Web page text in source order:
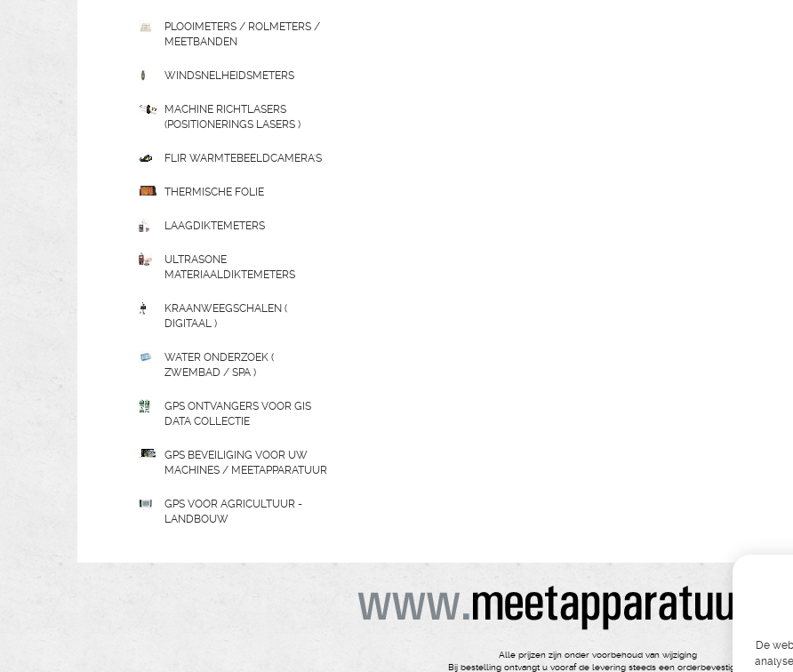
PLOOIMETERS / ROLMETERS /
MEETBANDEN
WINDSNELHEIDSMETERS
MACHINE RICHTLASERS
(POSITIONERINGS LASERS )
FLIR WARMTEBEELDCAMERA'S
THERMISCHE FOLIE
LAAGDIKTEMETERS
ULTRASONE
MATERIAALDIKTEMETERS
KRAANWEEGSCHALEN (
DIGITAAL )
WATER ONDERZOEK (
ZWEMBAD / SPA )
GPS ONTVANGERS VOOR GIS
DATA COLLECTIE
GPS BEVEILIGING VOOR UW
MACHINES / MEETAPPARATUUR
GPS VOOR AGRICULTUUR -
LANDBOUW
Alle prijzen zijn onder voorbehoud van wijziging
Bij bestelling ontvangt u vooraf de levering steeds een orderbevestiging
De